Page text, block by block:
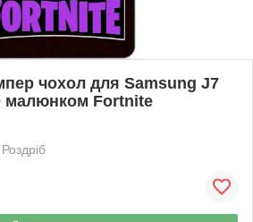
чохол для Samsung J7
малюнком Fortnite
Роздріб